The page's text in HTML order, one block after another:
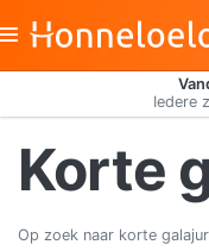
Iedere
Korte
Op zoek naar korte